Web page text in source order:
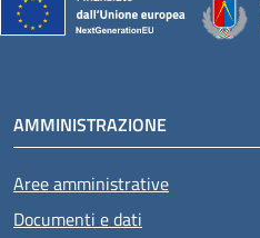
AMMINISTRAZIONE
Aree amministrative
Documenti e dati